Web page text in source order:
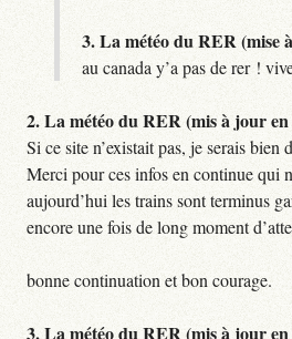
3.La météo du RER (mise
au canada y’a pas de rer !
2.La météo du RER (mis à jour
Si ce site n’existait pas, je serais bien
Merci pour ces infos en continue qui
aujourd’hui les trains sont terminus
encore une fois de long moment
bonne continuation et bon courage.
3.La météo du RER (mis à jour